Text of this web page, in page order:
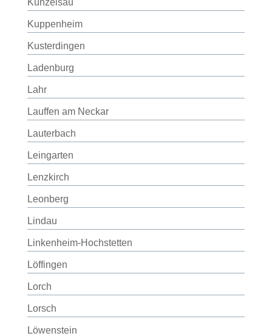
Künzelsau
Kuppenheim
Kusterdingen
Ladenburg
Lahr
Lauffen am Neckar
Lauterbach
Leingarten
Lenzkirch
Leonberg
Lindau
Linkenheim-Hochstetten
Löffingen
Lorch
Lorsch
Löwenstein